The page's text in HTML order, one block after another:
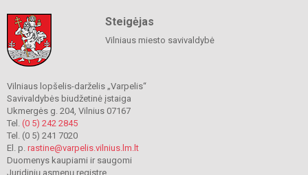
Steigėjas
Vilniaus miesto savivaldybė
Vilniaus lopšelis-darželis „Varpelis“
Savivaldybės biudžetinė įstaiga
Ukmergės g. 204, Vilnius 07167
Tel. (0 5) 242 2845
Tel. (0 5) 241 7020
El. p. rastine@varpelis.vilnius.lm.lt
Duomenys kaupiami ir saugomi
Juridinių asmenų registre